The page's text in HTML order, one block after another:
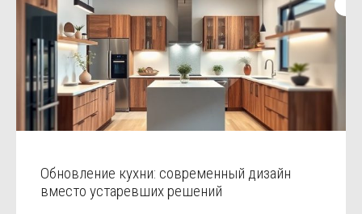
Обновление кухни: современный дизайн
вместо устаревших решений